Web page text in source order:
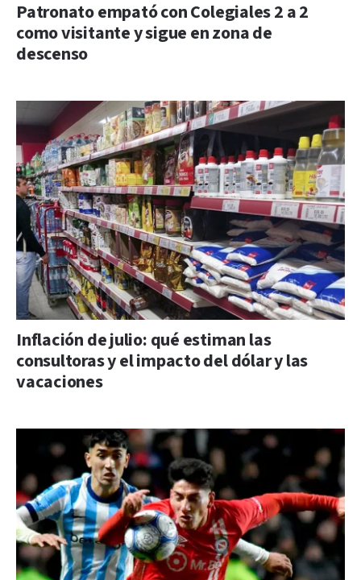
Patronato empató con Colegiales 2 a 2
como visitante y sigue en zona de
descenso
Inflación de julio: qué estiman las
consultoras y el impacto del dólar y las
vacaciones